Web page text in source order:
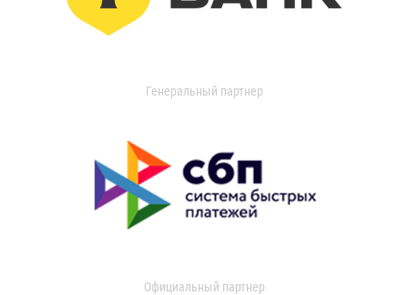
Генеральный партнер
Официальный партнер